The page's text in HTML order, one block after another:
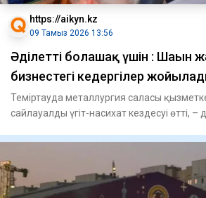
https://aikyn.kz
09 Тамыз 2026 13:56
Әділетті болашақ үшін : Шағын
бизнестегі кедергілер
Теміртауда металлургия саласы
сайлауалды үгіт-насихат кездесуі өтті,